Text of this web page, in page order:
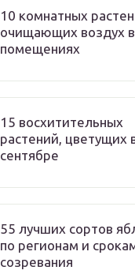
10 комнатных
очищающих воздух в
помещениях
15 восхитительных
растений, цветущих
сентябре
55 лучших сортов
по регионам и
созревания